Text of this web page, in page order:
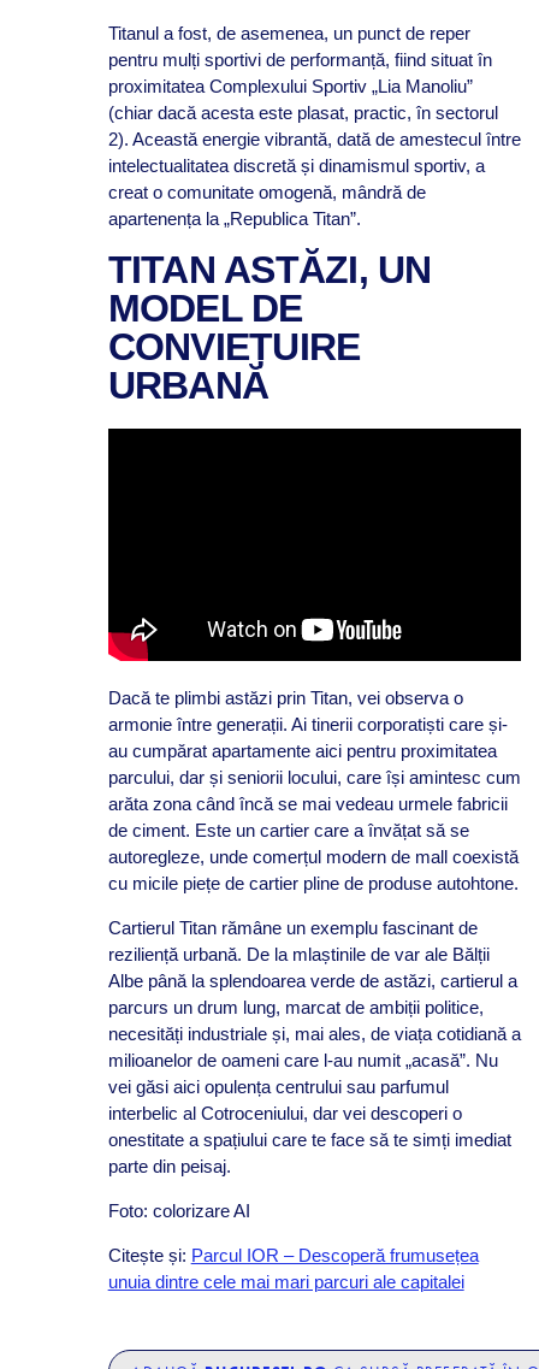
Titanul a fost, de asemenea, un punct de reper
pentru mulți sportivi de performanță, fiind situat în
proximitatea Complexului Sportiv „Lia Manoliu”
(chiar dacă acesta este plasat, practic, în sectorul
2). Această energie vibrantă, dată de amestecul între
intelectualitatea discretă și dinamismul sportiv, a
creat o comunitate omogenă, mândră de
apartenența la „Republica Titan”.
TITAN ASTĂZI, UN
MODEL DE
CONVIEȚUIRE
URBANĂ
Dacă te plimbi astăzi prin Titan, vei observa o
armonie între generații. Ai tinerii corporatiști care și-
au cumpărat apartamente aici pentru proximitatea
parcului, dar și seniorii locului, care își amintesc cum
arăta zona când încă se mai vedeau urmele fabricii
de ciment. Este un cartier care a învățat să se
autoregleze, unde comerțul modern de mall coexistă
cu micile piețe de cartier pline de produse autohtone.
Cartierul Titan rămâne un exemplu fascinant de
reziliență urbană. De la mlaștinile de var ale Bălții
Albe până la splendoarea verde de astăzi, cartierul a
parcurs un drum lung, marcat de ambiții politice,
necesități industriale și, mai ales, de viața cotidiană a
milioanelor de oameni care l-au numit „acasă”. Nu
vei găsi aici opulența centrului sau parfumul
interbelic al Cotroceniului, dar vei descoperi o
onestitate a spațiului care te face să te simți imediat
parte din peisaj.
Foto: colorizare AI
Citește și: Parcul IOR – Descoperă frumusețea
unuia dintre cele mai mari parcuri ale capitalei